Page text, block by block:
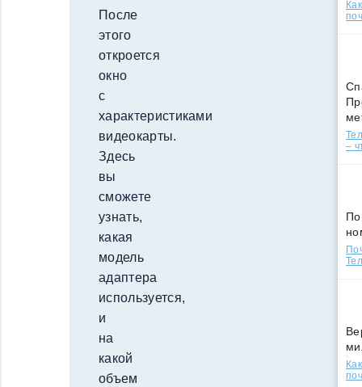
После
этого
откроется
окно
с
характеристиками
видеокарты.
Здесь
вы
сможете
узнать,
какая
модель
адаптера
используется,
и
на
какой
объем
–